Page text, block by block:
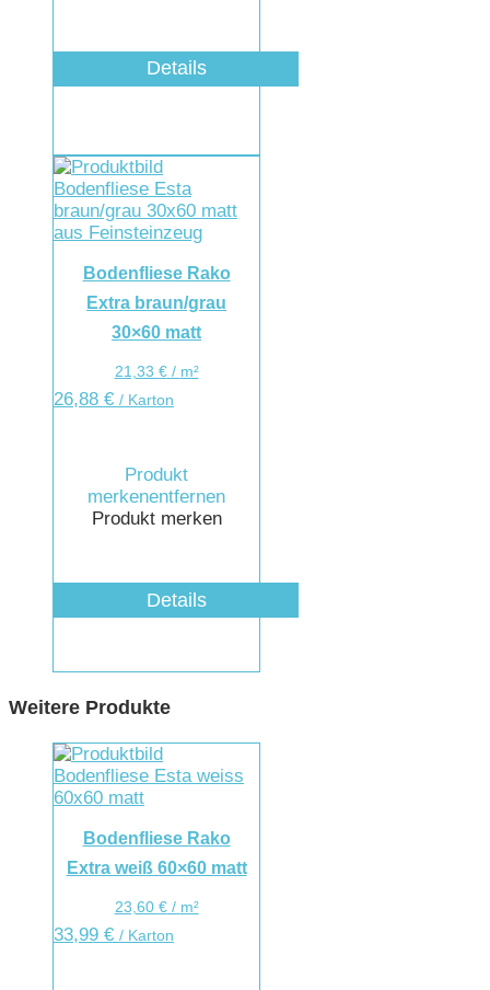
Details
Bodenfliese Rako
Extra braun/grau
30×60 matt
21,33 €/ m²
26,88 € / Karton
Produkt
merkenentfernen
Produkt merken
Details
Weitere Produkte
Bodenfliese Rako
Extra weiß 60×60 matt
23,60 €/ m²
33,99 € / Karton